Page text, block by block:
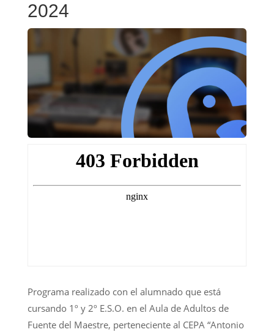
2024
Programa realizado con el alumnado que está
cursando 1º y 2º E.S.O. en el Aula de Adultos de
Fuente del Maestre, perteneciente al CEPA “Antonio